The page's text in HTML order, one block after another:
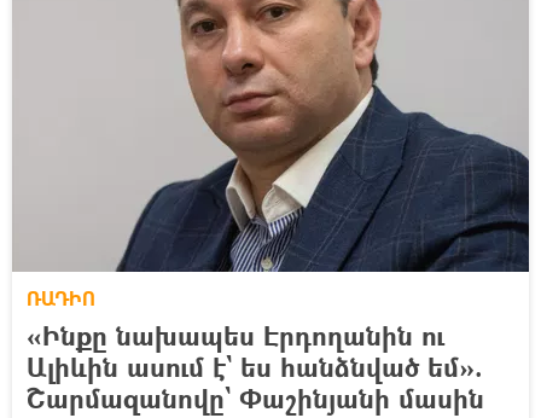
ՌԱԴԻՈ
«Ինքը նախապես Էրդողանին ու
Ալիևին ասում է` ես հանձնված եմ».
Շարմազանովը` Փաշինյանի մասին